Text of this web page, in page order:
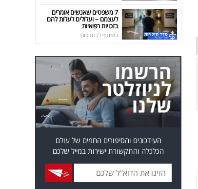
7 משפטים שאנשים אומרים
לעצמם – ועלולים לעלות להם
בזכויות רפואיות
בשיתוף לבנת פורן
העידכונים והסיפורים החמים של עולם
הכלכלה והתקשורת ישירות במייל שלכם